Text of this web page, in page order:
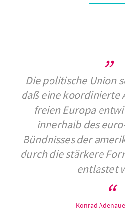
Die politische Union
daß eine koordinierte
freien Europa
innerhalb des
Bündnisses der
durch die stärkere
entlastet
Konrad